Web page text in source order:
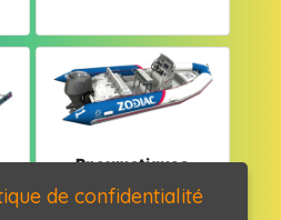
Pneumatiques
de confidentialité